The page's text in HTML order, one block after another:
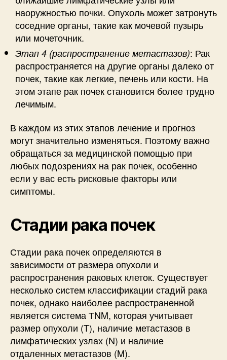
наоружностью почки. Опухоль может затронуть
соседние органы, такие как мочевой пузырь
или мочеточник.
Этап 4 (распространение метастазов): Рак
распространяется на другие органы далеко от
почек, такие как легкие, печень или кости. На
этом этапе рак почек становится более трудно
лечимым.
В каждом из этих этапов лечение и прогноз
могут значительно изменяться. Поэтому важно
обращаться за медицинской помощью при
любых подозрениях на рак почек, особенно
если у вас есть рисковые факторы или
симптомы.
Стадии рака почек
Стадии рака почек определяются в
зависимости от размера опухоли и
распространения раковых клеток. Существует
несколько систем классификации стадий рака
почек, однако наиболее распространенной
является система ТNM, которая учитывает
размер опухоли (T), наличие метастазов в
лимфатических узлах (N) и наличие
отдаленных метастазов (M).